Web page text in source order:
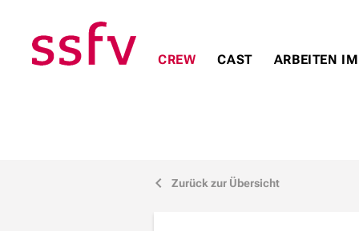
CREW CAST ARBEITEN
j Zurück zur Übersicht